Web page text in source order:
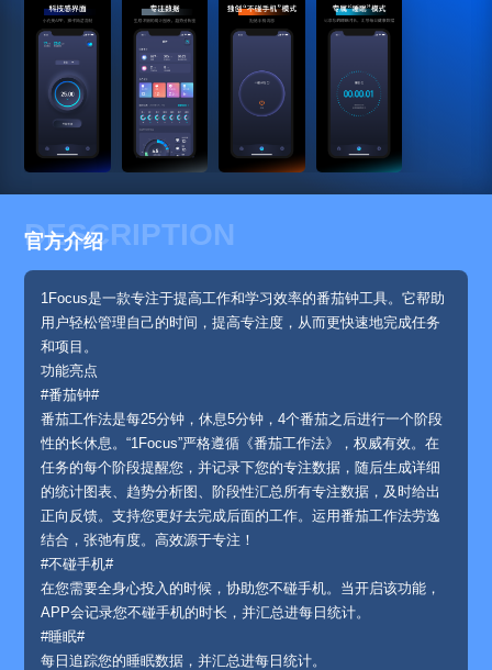
DESCRIPTION
官方介绍
1Focus是一款专注于提高工作和学习效率的番茄钟工具。它帮助
用户轻松管理自己的时间，提高专注度，从而更快速地完成任务
和项目。
功能亮点
#番茄钟#
番茄工作法是每25分钟，休息5分钟，4个番茄之后进行一个阶段
性的长休息。“1Focus”严格遵循《番茄工作法》，权威有效。在
任务的每个阶段提醒您，并记录下您的专注数据，随后生成详细
的统计图表、趋势分析图、阶段性汇总所有专注数据，及时给出
正向反馈。支持您更好去完成后面的工作。运用番茄工作法劳逸
结合，张弛有度。高效源于专注！
#不碰手机#
在您需要全身心投入的时候，协助您不碰手机。当开启该功能，
APP会记录您不碰手机的时长，并汇总进每日统计。
#睡眠#
每日追踪您的睡眠数据，并汇总进每日统计。